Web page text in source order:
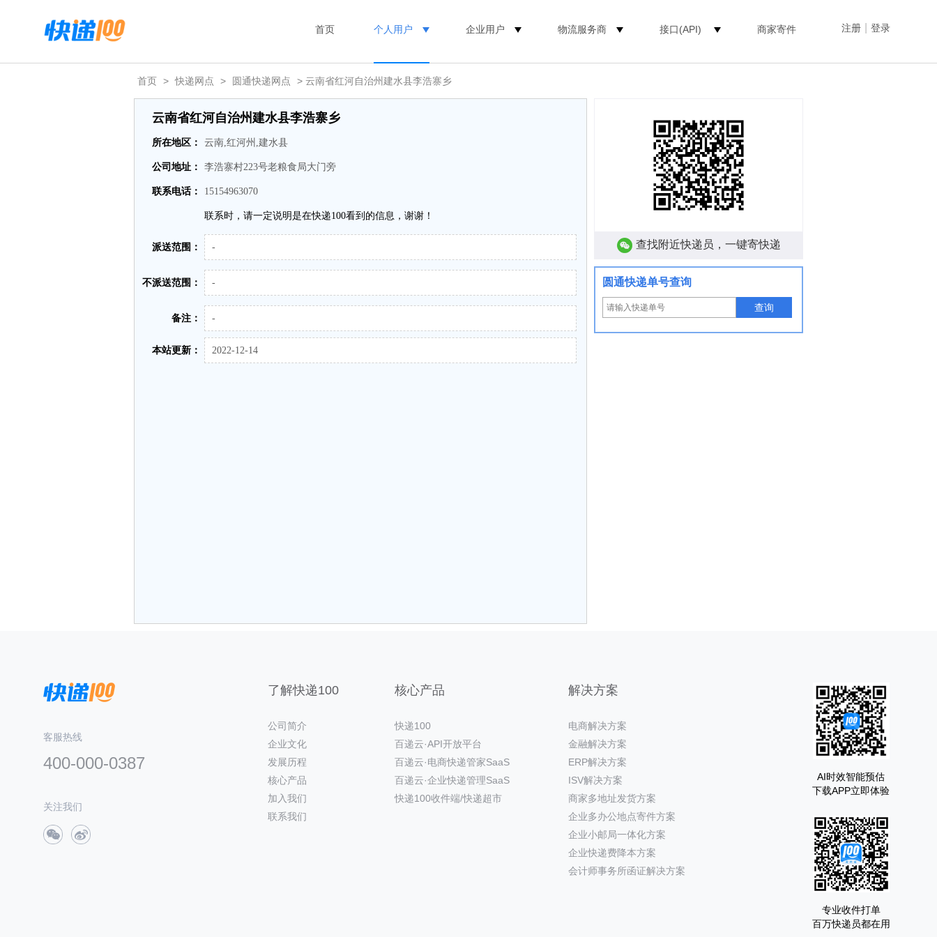
注册 登录
首页 个人用户 企业用户 物流服务商 接口(API) 商家寄件
首页 > 快递网点 > 圆通快递网点 > 云南省红河自治州建水县李浩寨乡
云南省红河自治州建水县李浩寨乡
所在地区： 云南,红河州,建水县
公司地址： 李浩寨村223号老粮食局大门旁
联系电话： 15154963070
联系时，请一定说明是在快递100看到的信息，谢谢！
派送范围： -
不派送范围： -
备注： -
本站更新： 2022-12-14
查找附近快递员，一键寄快递
圆通快递单号查询
查询
客服热线
400-000-0387
关注我们
了解快递100
公司简介
企业文化
发展历程
核心产品
加入我们
联系我们
核心产品
快递100
百递云·API开放平台
百递云·电商快递管家SaaS
百递云·企业快递管理SaaS
快递100收件端/快递超市
解决方案
电商解决方案
金融解决方案
ERP解决方案
ISV解决方案
商家多地址发货方案
企业多办公地点寄件方案
企业小邮局一体化方案
企业快递费降本方案
会计师事务所函证解决方案
AI时效智能预估
下载APP立即体验
专业收件打单
百万快递员都在用